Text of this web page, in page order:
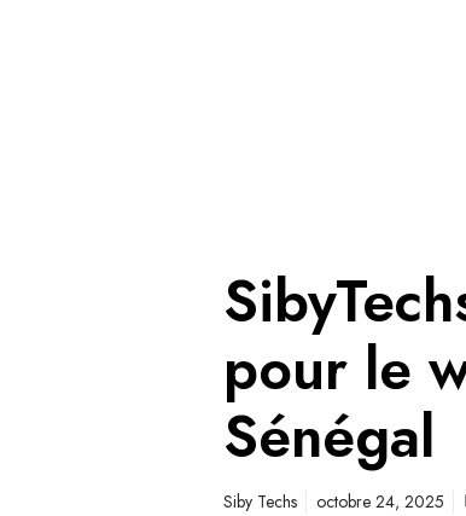
pour le
Sénégal
Siby Techs octobre 24, 2025